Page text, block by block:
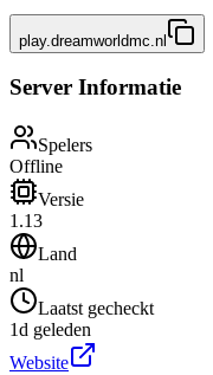
play.dreamworldmc.nl
Server Informatie
Spelers
Offline
Versie
1.13
Land
nl
Laatst gecheckt
1d geleden
Website